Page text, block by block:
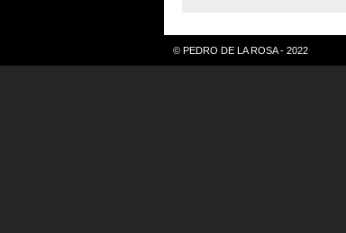
© PEDRO DE LA ROSA - 2022